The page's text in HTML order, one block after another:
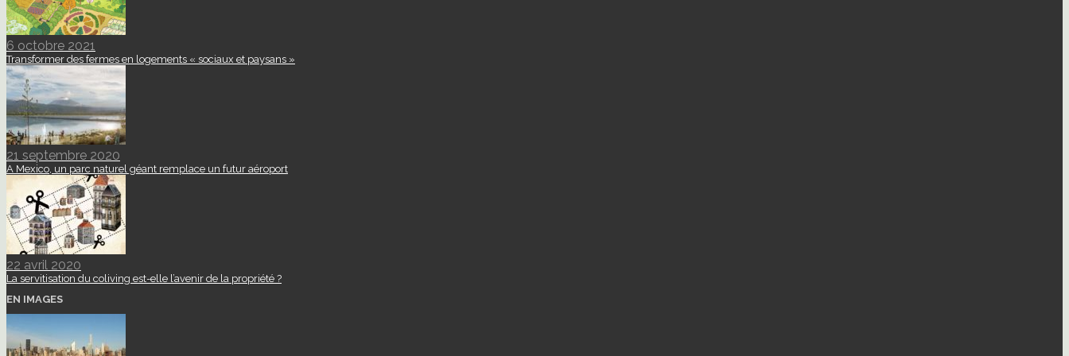
6 octobre 2021
Transformer des fermes en logements « sociaux et paysans »
21 septembre 2020
A Mexico, un parc naturel géant remplace un futur aéroport
22 avril 2020
La servitisation du coliving est-elle l’avenir de la propriété ?
EN IMAGES